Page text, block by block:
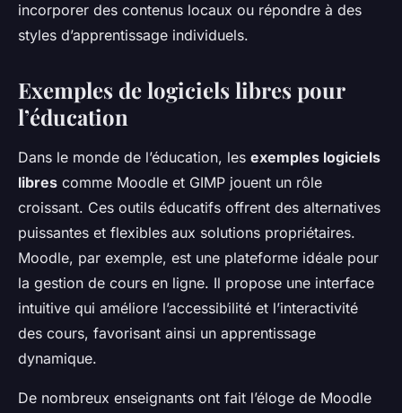
incorporer des contenus locaux ou répondre à des
styles d’apprentissage individuels.
Exemples de logiciels libres pour
l’éducation
Dans le monde de l’éducation, les exemples logiciels
libres comme Moodle et GIMP jouent un rôle
croissant. Ces outils éducatifs offrent des alternatives
puissantes et flexibles aux solutions propriétaires.
Moodle, par exemple, est une plateforme idéale pour
la gestion de cours en ligne. Il propose une interface
intuitive qui améliore l’accessibilité et l’interactivité
des cours, favorisant ainsi un apprentissage
dynamique.
De nombreux enseignants ont fait l’éloge de Moodle